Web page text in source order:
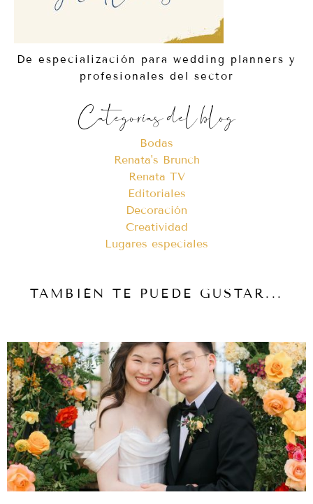
De especialización para wedding planners y
profesionales del sector
Categorías del blog
Bodas
Renata's Brunch
Renata TV
Editoriales
Decoración
Creatividad
Lugares especiales
TAMBIÉN TE PUEDE GUSTAR...